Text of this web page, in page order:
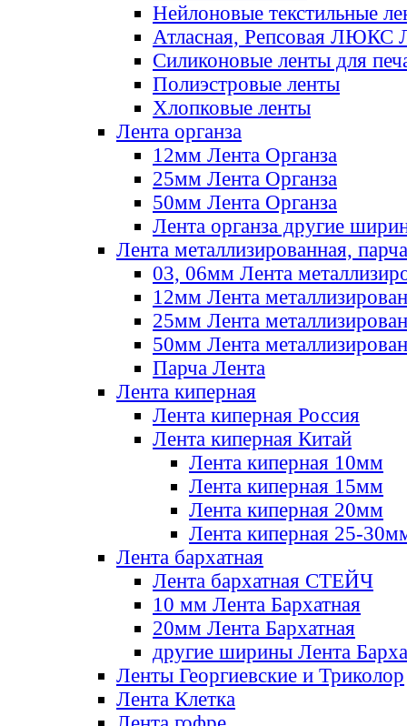
Нейлоновые текстильные
Атласная, Репсовая ЛЮКС
Силиконовые ленты для
Полиэстровые ленты
Хлопковые ленты
Лента органза
12мм Лента Органза
25мм Лента Органза
50мм Лента Органза
Лента органза другие
Лента металлизированная, парча
03, 06мм Лента
12мм Лента
25мм Лента
50мм Лента
Парча Лента
Лента киперная
Лента киперная Россия
Лента киперная Китай
Лента киперная 10мм
Лента киперная 15мм
Лента киперная 20мм
Лента киперная 25-
Лента бархатная
Лента бархатная СТЕЙЧ
10 мм Лента Бархатная
20мм Лента Бархатная
другие ширины Лента
Ленты Георгиевские и Триколор
Лента Клетка